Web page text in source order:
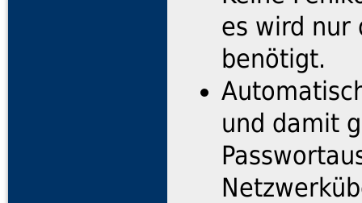
es wird nur
benötigt.
und damit